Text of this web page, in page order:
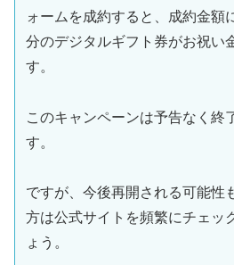
ォームを成約すると、成約金額
分のデジタルギフト券がお祝い
す。
このキャンペーンは予告なく終
す。
ですが、今後再開される可能性
方は公式サイトを頻繁にチェッ
ょう。